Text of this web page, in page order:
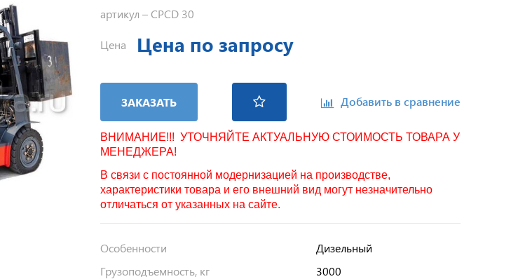
артикул –CPCD 30
Цена Цена по запросу
ЗАКАЗАТЬ Добавить в сравнение
ВНИМАНИЕ!!! УТОЧНЯЙТЕ АКТУАЛЬНУЮ СТОИМОСТЬ ТОВАРА У
МЕНЕДЖЕРА!
В связи с постоянной модернизацией на производстве,
характеристики товара и его внешний вид могут незначительно
отличаться от указанных на сайте.
Особенности
Дизельный
Грузоподъемность, кг
3000